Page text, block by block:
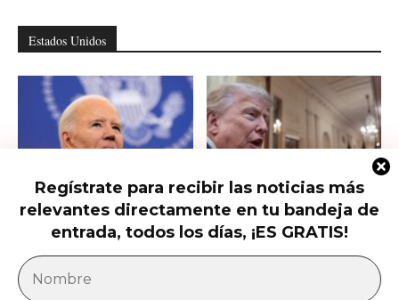
Regístrate para recibir las noticias más
relevantes directamente en tu bandeja de
entrada, todos los días, ¡ES GRATIS!
Estados Unidos
Hunter Biden habla del cáncer de
su padre que avanzó hasta...
Qué saber del nuevo intento de
Trump de limitar la ciudadanía...
América Latina